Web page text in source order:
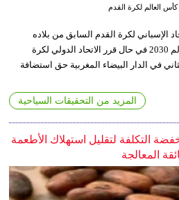
العالم لكرة القدم
الإسباني لكرة القدم السابق من بلاده
الانسحاب من استضافة كأس العالم 2030 في حال قرر الاتحاد الدولي لكرة
في الدار البيضاء المغربية حق استضافة
المزيد من التحقيقات السياحية
التكلفة لتقليل استهلاك الأطعمة
المعالجة